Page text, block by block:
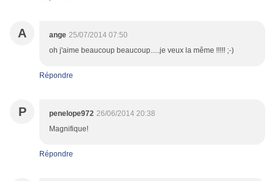
A ange 25/07/2014 07:50
oh j'aime beaucoup beaucoup.....je veux la même !!!!! ;-)
Répondre
P penelope972 26/06/2014 20:38
Magnifique!
Répondre